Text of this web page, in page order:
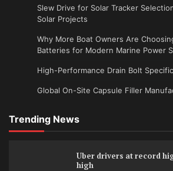
Slew Drive for Solar Tracker
Solar Projects
Why More Boat Owners Are
Batteries for Modern Marine Power
High-Performance Drain Bolt
Global On-Site Capsule Filler
Trending News
Uber drivers at record
high